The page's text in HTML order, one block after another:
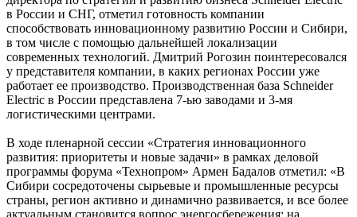
в России и СНГ, отметил готовность компании
способствовать инновационному развитию России и Сибири,
в том числе с помощью дальнейшей локализации
современных технологий. Дмитрий Рогозин поинтересовался
у представителя компании, в каких регионах России уже
работает ее производство. Производственная база Schneider
Electric в России представлена 7-ью заводами и 3-мя
логистическими центрами.
В ходе пленарной сессии «Стратегия инновационного
развития: приоритеты и новые задачи» в рамках деловой
программы форума «Технопром» Армен Бадалов отметил: «В
Сибири сосредоточены сырьевые и промышленные ресурсы
страны, регион активно и динамично развивается, и все более